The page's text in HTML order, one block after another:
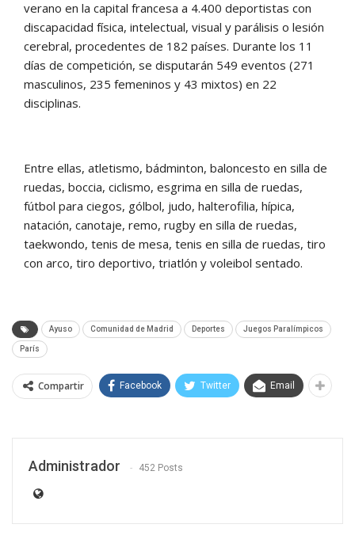
verano en la capital francesa a 4.400 deportistas con
discapacidad física, intelectual, visual y parálisis o lesión
cerebral, procedentes de 182 países. Durante los 11
días de competición, se disputarán 549 eventos (271
masculinos, 235 femeninos y 43 mixtos) en 22
disciplinas.
Entre ellas, atletismo, bádminton, baloncesto en silla de
ruedas, boccia, ciclismo, esgrima en silla de ruedas,
fútbol para ciegos, gólbol, judo, halterofilia, hípica,
natación, canotaje, remo, rugby en silla de ruedas,
taekwondo, tenis de mesa, tenis en silla de ruedas, tiro
con arco, tiro deportivo, triatlón y voleibol sentado.
Ayuso Comunidad de Madrid Deportes Juegos Paralímpicos
París
Compartir Facebook Twitter Email
Administrador 452 Posts